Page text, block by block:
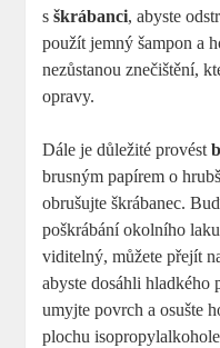
sškrábanci, abyste
použít jemný šampon a
nezůstanou znečištění,
opravy.
Dále je důležité provést
brusným papírem o
obrušujte škrábanec.
poškrábání okolního
viditelný, můžete přejít
abyste dosáhli hladkého
umyjte povrch a osušte
plochu